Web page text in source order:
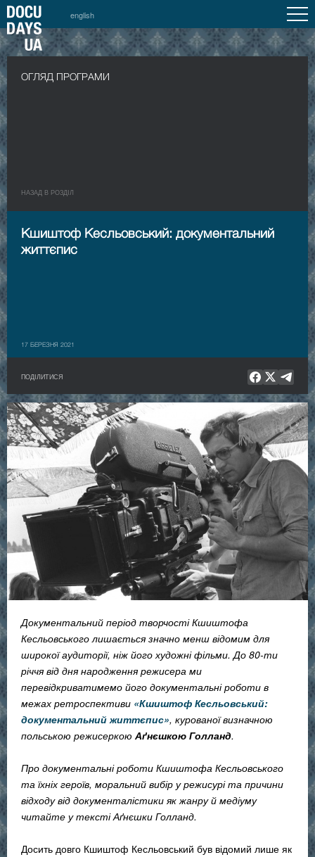
english
ОГЛЯД ПРОГРАМИ
НАЗАД В РОЗДIЛ
Кшиштоф Кесльовський: документальний
життєпис
17 БЕРЕЗНЯ 2021
ПОДІЛИТИСЯ
Документальний період творчості Кшиштофа
Кесльовського лишається значно менш відомим для
широкої аудиторії, ніж його художні фільми. До 80-ти
річчя від дня народження режисера ми
перевідкриватимемо його документальні роботи в
межах ретроспективи «Кшиштоф Кесльовський:
документальний життєпис», курованої визначною
польською режисеркою Аґнєшкою Голланд.
Про документальні роботи Кшиштофа Кесльовського
та їхніх героїв, моральний вибір у режисурі та причини
відходу від документалістики як жанру й медіуму
читайте у тексті Аґнєшки Голланд.
Досить довго Кшиштоф Кесльовський був відомий лише як